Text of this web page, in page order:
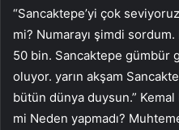
“Sancaktepe’yi çok
mi? Numarayı şimdi sordum.
50 bin. Sancaktepe gümbür
oluyor. yarın akşam
bütün dünya duysun.”
mi Neden yapmadı?